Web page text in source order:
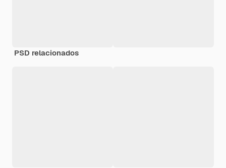
PSD relacionados